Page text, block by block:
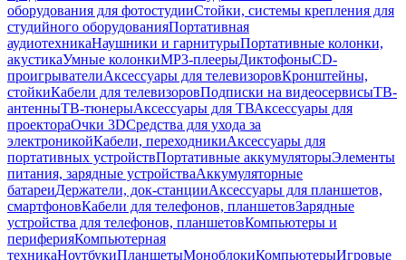
оборудования для фотостудииСтойки, системы крепления для
студийного оборудованияПортативная
аудиотехникаНаушники и гарнитурыПортативные колонки,
акустикаУмные колонкиMP3-плеерыДиктофоныCD-
проигрывателиАксессуары для телевизоровКронштейны,
стойкиКабели для телевизоровПодписки на видеосервисыТВ-
антенныТВ-тюнерыАксессуары для ТВАксессуары для
проектораОчки 3DСредства для ухода за
электроникойКабели, переходникиАксессуары для
портативных устройствПортативные аккумуляторыЭлементы
питания, зарядные устройстваАккумуляторные
батареиДержатели, док-станцииАксессуары для планшетов,
смартфоновКабели для телефонов, планшетовЗарядные
устройства для телефонов, планшетовКомпьютеры и
периферияКомпьютерная
техникаНоутбукиПланшетыМоноблокиКомпьютерыИгровые